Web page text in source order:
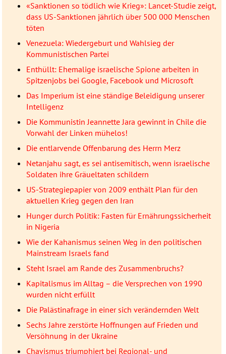
«Sanktionen so tödlich wie Krieg»: Lancet-Studie zeigt,
dass US-Sanktionen jährlich über 500 000 Menschen
töten
Venezuela: Wiedergeburt und Wahlsieg der
Kommunistischen Partei
Enthüllt: Ehemalige israelische Spione arbeiten in
Spitzenjobs bei Google, Facebook und Microsoft
Das Imperium ist eine ständige Beleidigung unserer
Intelligenz
Die Kommunistin Jeannette Jara gewinnt in Chile die
Vorwahl der Linken mühelos!
Die entlarvende Offenbarung des Herrn Merz
Netanjahu sagt, es sei antisemitisch, wenn israelische
Soldaten ihre Gräueltaten schildern
US-Strategiepapier von 2009 enthält Plan für den
aktuellen Krieg gegen den Iran
Hunger durch Politik: Fasten für Ernährungssicherheit
in Nigeria
Wie der Kahanismus seinen Weg in den politischen
Mainstream Israels fand
Steht Israel am Rande des Zusammenbruchs?
Kapitalismus im Alltag – die Versprechen von 1990
wurden nicht erfüllt
Die Palästinafrage in einer sich verändernden Welt
Sechs Jahre zerstörte Hoffnungen auf Frieden und
Versöhnung in der Ukraine
Chavismus triumphiert bei Regional- und